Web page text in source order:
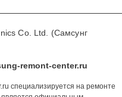
Co. Ltd. (Самсунг
remont-center.ru
специализируется на ремонте